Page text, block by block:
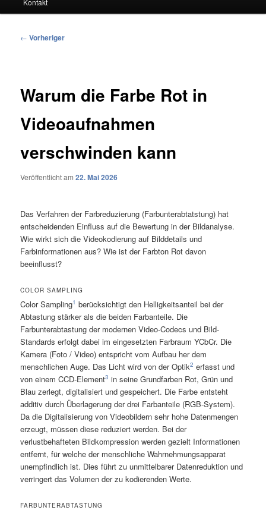
Beitragsnavigation
← Vorheriger
Warum die Farbe Rot in
Videoaufnahmen
verschwinden kann
Veröffentlicht am22. Mai 2026
Das Verfahren der Farbreduzierung (Farbunterabtatstung) hat
entscheidenden Einfluss auf die Bewertung in der Bildanalyse.
Wie wirkt sich die Videokodierung auf Bilddetails und
Farbinformationen aus? Wie ist der Farbton Rot davon
beeinflusst?
COLOR SAMPLING
Color Sampling1 berücksichtigt den Helligkeitsanteil bei der
Abtastung stärker als die beiden Farbanteile. Die
Farbunterabtastung der modernen Video-Codecs und Bild-
Standards erfolgt dabei im eingesetzten Farbraum YCbCr. Die
Kamera (Foto / Video) entspricht vom Aufbau her dem
menschlichen Auge. Das Licht wird von der Optik2 erfasst und
von einem CCD-Element3 in seine Grundfarben Rot, Grün und
Blau zerlegt, digitalisiert und gespeichert. Die Farbe entsteht
additiv durch Überlagerung der drei Farbanteile (RGB-System).
Da die Digitalisierung von Videobildern sehr hohe Datenmengen
erzeugt, müssen diese reduziert werden. Bei der
verlustbehafteten Bildkompression werden gezielt Informationen
entfernt, für welche der menschliche Wahrnehmungsapparat
unempfindlich ist. Dies führt zu unmittelbarer Datenreduktion und
verringert das Volumen der zu kodierenden Werte.
FARBUNTERABTASTUNG